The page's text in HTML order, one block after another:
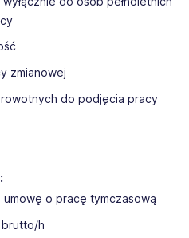
zmianowej
do podjęcia pracy
o pracę tymczasową
brutto/h